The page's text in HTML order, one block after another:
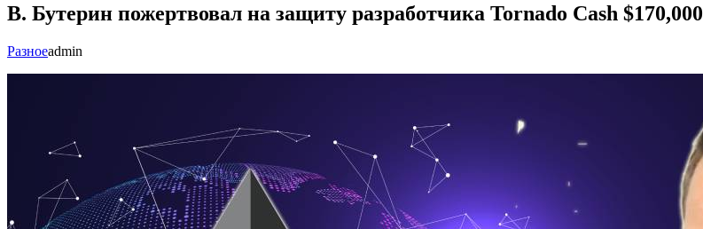
В. Бутерин пожертвовал на защиту разработчика Tornado Cash $170,000
Разноеadmin